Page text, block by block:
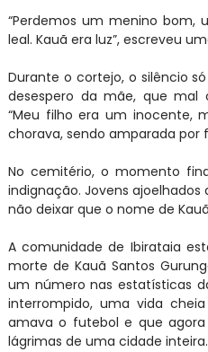
“Perdemos um menino bom,
leal. Kauã era luz”, escreveu
Durante o cortejo, o silêncio
desespero da mãe, que mal
“Meu filho era um inocente,
chorava, sendo amparada por
No cemitério, o momento
indignação. Jovens
não deixar que o nome de
A comunidade de Ibirataia
morte de Kauã Santos
um número nas estatísticas
interrompido, uma vida
amava o futebol e que
lágrimas de uma cidade inteira.